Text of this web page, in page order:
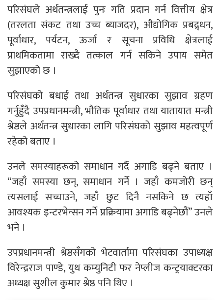
परिसंघले अर्थतन्त्रलाई पुनः गति प्रदान गर्न वित्तीय क्षेत्र
(तरलता संकट तथा उच्च ब्याजदर), औद्योगिक प्रबद्र्धन,
पूर्वाधार, पर्यटन, ऊर्जा र सूचना प्रविधि क्षेत्रलाई
प्राथमिकतामा राख्दै तत्काल गर्न सकिने उपाय समेत
सुझाएको छ ।
परिसंघको बधाई तथा अर्थतन्त्र सुधारका सुझाव ग्रहण
गर्नुहुँदै उपप्रधानमन्त्री, भौतिक पूर्वाधार तथा यातायात मन्त्री
श्रेष्ठले अर्थतन्त्र सुधारका लागि परिसंघको सुझाव महत्वपूर्ण
रहेको बताए ।
उनले समस्याहरूको समाधान गर्दै अगाडि बढ्ने बताए ।
“जहाँ समस्या छन्, समाधान गर्ने । जहाँ कमजोरी छन्
त्यसलाई सच्चाउने, जहाँ छुट दिनै नसकिने छ त्यहाँ
आवश्यक इन्टरभेन्सन गर्ने प्रक्रियामा अगाडि बढ्नेछौं” उनले
भने ।
उपप्रधानमन्त्री श्रेष्ठसँगको भेटवार्तामा परिसंघका उपाध्यक्ष
विरेन्द्रराज पाण्डे, युथ कम्युनिटी फर नेप्लीज कन्ट्रयाक्टरका
अध्यक्ष सुशील कुमार श्रेष्ठ पनि थिए ।